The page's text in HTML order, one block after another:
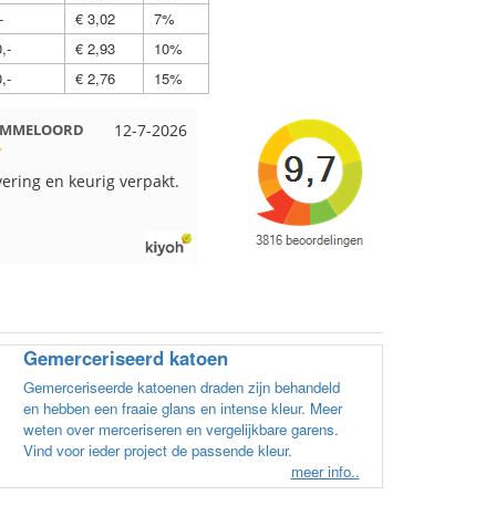
€ 3,02
7%
€ 2,93
10%
€ 2,76 15%
7-2026 12-7-2026
Nell uit Beuningen
Goed verpakt en snelgeleverd
los in een
verschillende
Gemerceriseerd katoen
Gemerceriseerde katoenen draden zijn behandeld
en hebben een fraaie glans en intense kleur. Meer
weten over merceriseren en vergelijkbare garens.
Vind voor ieder project de passende kleur.
meer info..